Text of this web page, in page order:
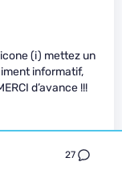
27
(i) mettez un
informatif,
d’avance !!!
page, certes